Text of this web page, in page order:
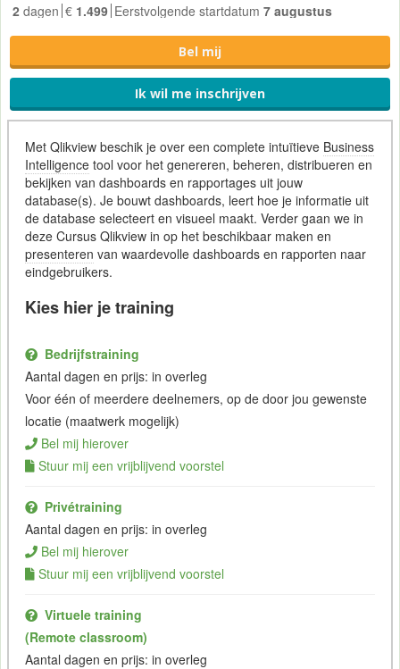
2 dagen € 1.499 Eerstvolgende startdatum 7 augustus
Bel mij
Ik wil me inschrijven
Met Qlikview beschik je over een complete intuïtieve Business
Intelligencetool voor het genereren, beheren, distribueren en
bekijken van dashboards en rapportages uit jouw
database(s). Je bouwt dashboards, leert hoe je informatie uit
de database selecteert en visueel maakt. Verder gaan we in
deze Cursus Qlikview in op het beschikbaar maken en
presenteren van waardevolle dashboards en rapporten naar
eindgebruikers.
Kies hier je training
Bedrijfstraining
Aantal dagen en prijs: in overleg
Voor één of meerdere deelnemers, op de door jou gewenste
locatie (maatwerk mogelijk)
Bel mij hierover
Stuur mij een vrijblijvend voorstel
Privétraining
Aantal dagen en prijs: in overleg
Bel mij hierover
Stuur mij een vrijblijvend voorstel
Virtuele training
(Remote classroom)
Aantal dagen en prijs: in overleg